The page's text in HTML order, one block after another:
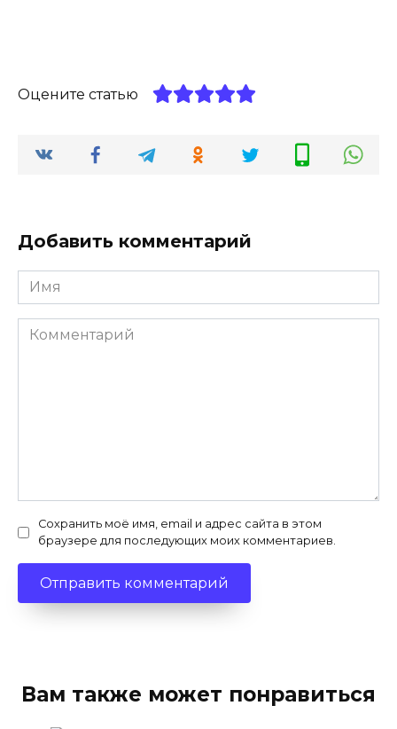
Оцените статью
Добавить комментарий
Имя
*
Комментарий
Сохранить моё имя, email и адрес сайта в этом
браузере для последующих моих комментариев.
Вам также может понравиться